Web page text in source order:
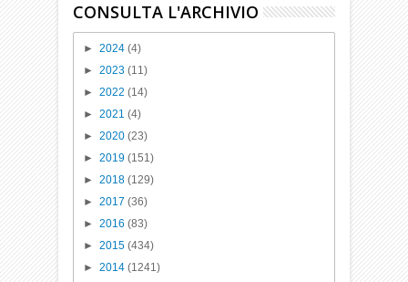
CONSULTA L'ARCHIVIO
►2024(4)
►2023(11)
►2022(14)
►2021(4)
►2020(23)
►2019(151)
►2018(129)
►2017(36)
►2016(83)
►2015(434)
►2014(1241)